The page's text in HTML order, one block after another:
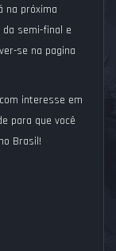
na próxima
da semi-final e
se na pagina
interesse em
para que você
Brasil!